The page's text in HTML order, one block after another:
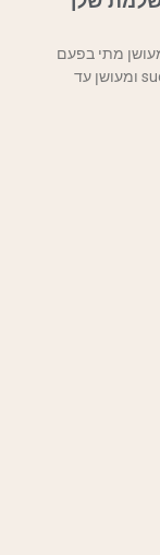
מתי בפעם
האחרונה שאכלתם ביס של בשר כל כך succulent ומעושן עד